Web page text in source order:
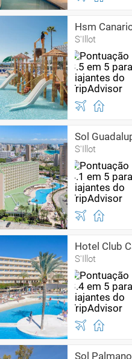
Hsm
S'Illot
Sol
S'Illot
Hotel Club
S'Illot
Sol